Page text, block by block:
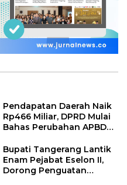
Pendapatan Daerah Naik
Rp466 Miliar, DPRD Mulai
Bahas Perubahan APBD
Bupati Tangerang Lantik
Enam Pejabat Eselon II,
Dorong Penguatan